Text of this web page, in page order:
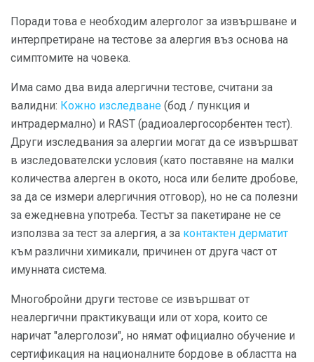
Поради това е необходим алерголог за извършване и
интерпретиране на тестове за алергия въз основа на
симптомите на човека.
Има само два вида алергични тестове, считани за
валидни: Кожно изследване (бод / пункция и
интрадермално) и RAST (радиоалергосорбентен тест).
Други изследвания за алергии могат да се извършват
в изследователски условия (като поставяне на малки
количества алерген в окото, носа или белите дробове,
за да се измери алергичния отговор), но не са полезни
за ежедневна употреба. Тестът за пакетиране не се
използва за тест за алергия, а за контактен дерматит
към различни химикали, причинен от друга част от
имунната система.
Многобройни други тестове се извършват от
неалергични практикуващи или от хора, които се
наричат ​​"алерголози", но нямат официално обучение и
сертификация на националните бордове в областта на